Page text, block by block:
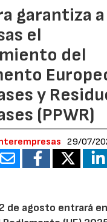
garantiza
el
del
y
(PPWR)
29/07/
de agosto entrará en